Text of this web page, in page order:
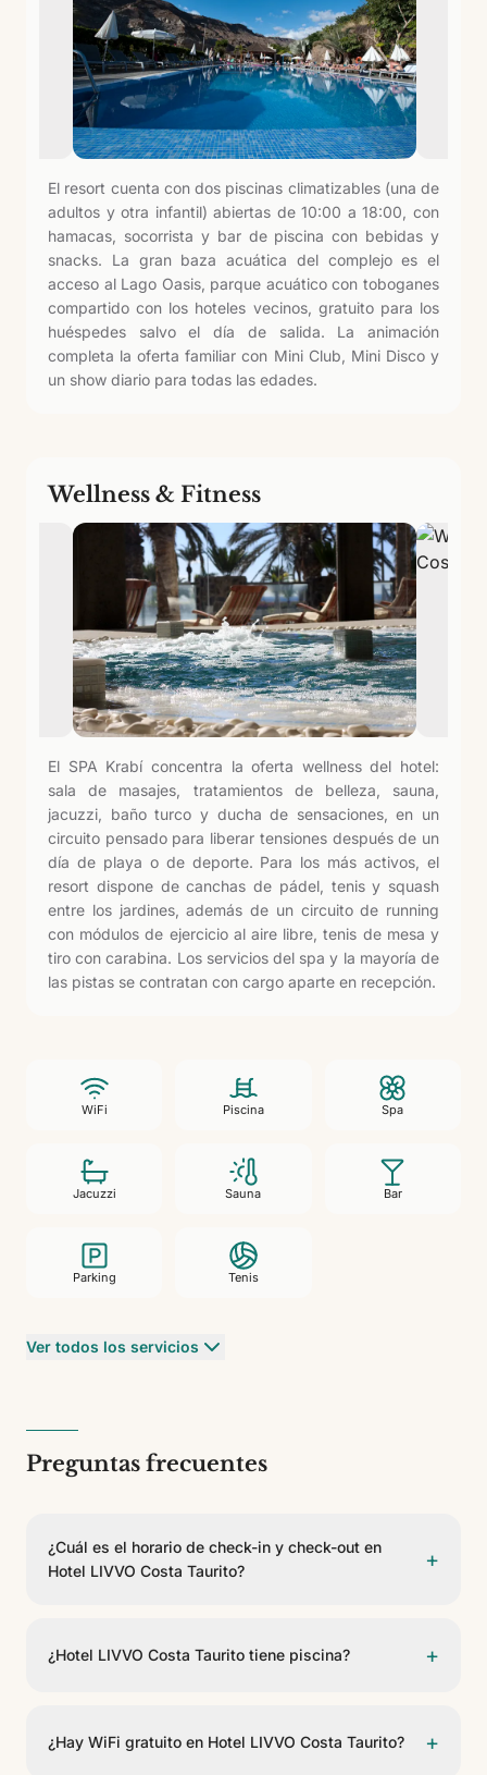
El resort cuenta con dos piscinas climatizables (una de
adultos y otra infantil) abiertas de 10:00 a 18:00, con
hamacas, socorrista y bar de piscina con bebidas y
snacks. La gran baza acuática del complejo es el
acceso al Lago Oasis, parque acuático con toboganes
compartido con los hoteles vecinos, gratuito para los
huéspedes salvo el día de salida. La animación
completa la oferta familiar con Mini Club, Mini Disco y
un show diario para todas las edades.
Wellness & Fitness
El SPA Krabí concentra la oferta wellness del hotel:
sala de masajes, tratamientos de belleza, sauna,
jacuzzi, baño turco y ducha de sensaciones, en un
circuito pensado para liberar tensiones después de un
día de playa o de deporte. Para los más activos, el
resort dispone de canchas de pádel, tenis y squash
entre los jardines, además de un circuito de running
con módulos de ejercicio al aire libre, tenis de mesa y
tiro con carabina. Los servicios del spa y la mayoría de
las pistas se contratan con cargo aparte en recepción.
WiFi Piscina Spa
Jacuzzi Sauna Bar
Parking Tenis
Ver todos los servicios
Preguntas frecuentes
¿Cuál es el horario de check-in y check-out en
Hotel LIVVO Costa Taurito?
+
¿Hotel LIVVO Costa Taurito tiene piscina? +
más pequeños. Se incluyen tumbonas.
¿Hay WiFi gratuito en Hotel LIVVO Costa Taurito? +